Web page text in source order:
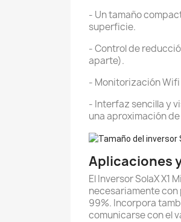
- Un tamaño
superficie.
- Control de
aparte).
- Monitorización
- Interfaz sencilla y
una aproximación
Aplicaciones
El Inversor SolaX X1
necesariamente con
99%. Incorpora
comunicarse con el